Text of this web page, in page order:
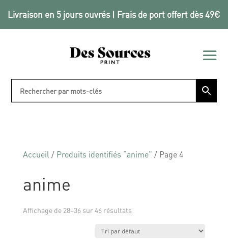
Livraison en 5 jours ouvrés | Frais de port offert dès 49€
Accueil / Produits identifiés “anime” / Page 4
anime
Affichage de 28–36 sur 46 résultats